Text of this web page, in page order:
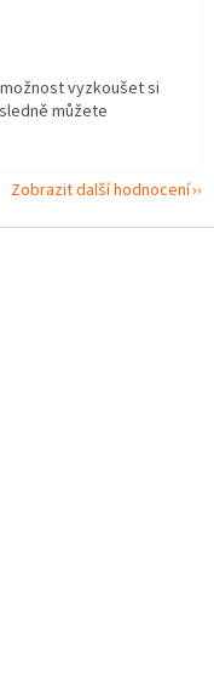
vyzkoušet si
můžete
Zobrazit další hodnocení